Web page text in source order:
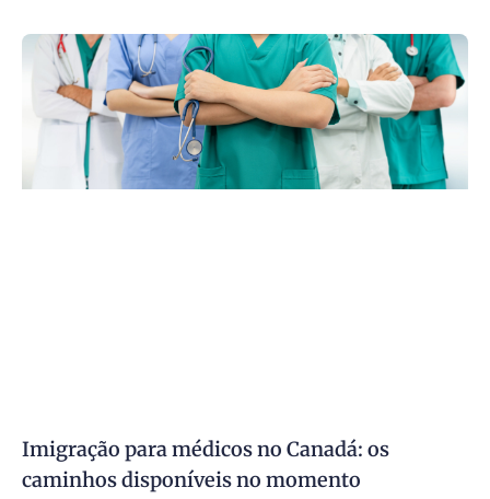
Imigração para médicos no Canadá: os
caminhos disponíveis no momento